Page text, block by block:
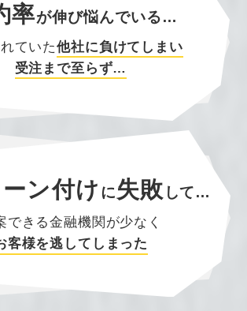
率が伸び悩んでいる…
ていた他社に負けてしまい
受注まで至らず…
ン付け に失敗 して…
できる金融機関が少なく
客様を逃してしまった